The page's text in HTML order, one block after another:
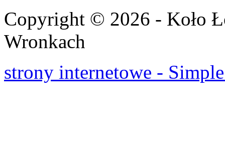
Copyright © 2026 - Koło
Wronkach
strony internetowe -